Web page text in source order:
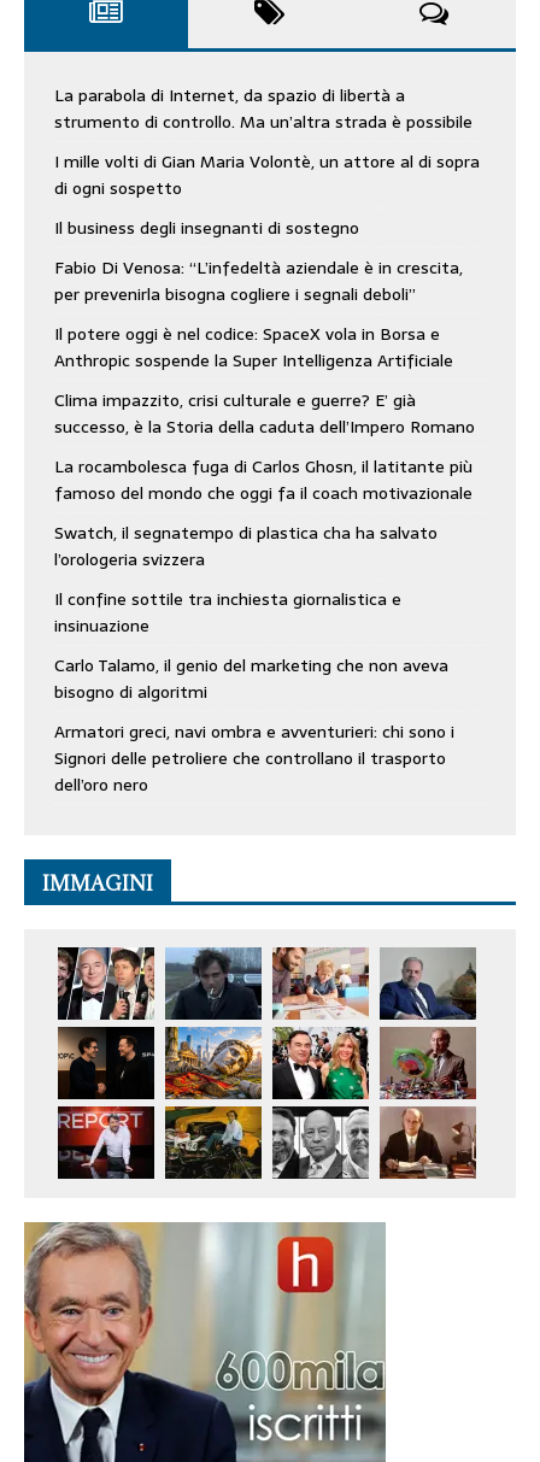
La parabola di Internet, da spazio di libertà a
strumento di controllo. Ma un’altra strada è possibile
I mille volti di Gian Maria Volontè, un attore al di sopra
di ogni sospetto
Il business degli insegnanti di sostegno
Fabio Di Venosa: “L’infedeltà aziendale è in crescita,
per prevenirla bisogna cogliere i segnali deboli”
Il potere oggi è nel codice: SpaceX vola in Borsa e
Anthropic sospende la Super Intelligenza Artificiale
Clima impazzito, crisi culturale e guerre? E’ già
successo, è la Storia della caduta dell’Impero Romano
La rocambolesca fuga di Carlos Ghosn, il latitante più
famoso del mondo che oggi fa il coach motivazionale
Swatch, il segnatempo di plastica cha ha salvato
l’orologeria svizzera
Il confine sottile tra inchiesta giornalistica e
insinuazione
Carlo Talamo, il genio del marketing che non aveva
bisogno di algoritmi
Armatori greci, navi ombra e avventurieri: chi sono i
Signori delle petroliere che controllano il trasporto
dell’oro nero
IMMAGINI